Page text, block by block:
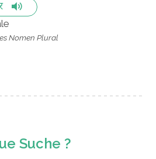
Nomen Plural
Suche ?